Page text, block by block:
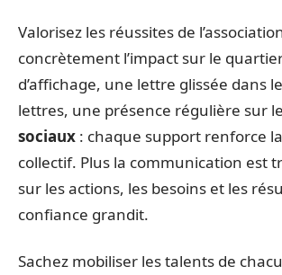
Valorisez les réussites de
concrètement l’impact sur le
d’affichage, une lettre glissée dans
lettres, une présence régulière sur
sociaux : chaque support renforce
collectif. Plus la communication est
sur les actions, les besoins et les
confiance grandit.
Sachez mobiliser les talents de